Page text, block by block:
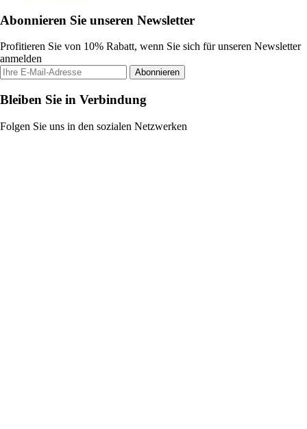
Abonnieren Sie unseren Newsletter
Profitieren Sie von 10% Rabatt, wenn Sie sich für unseren Newsletter
anmelden
Abonnieren
Bleiben Sie in Verbindung
Folgen Sie uns in den sozialen Netzwerken